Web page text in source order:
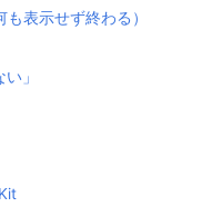
表示せず終わる）
」